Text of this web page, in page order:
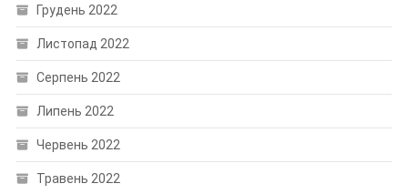
Грудень 2022
Листопад 2022
Серпень 2022
Липень 2022
Червень 2022
Травень 2022